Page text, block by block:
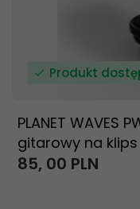
Produkt
PLANET WAVES
gitarowy na klips
85, 00 PLN